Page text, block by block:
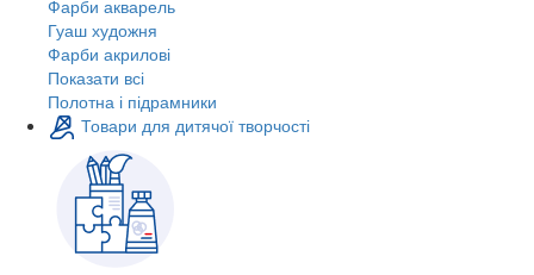
Фарби акварель
Гуаш художня
Фарби акрилові
Показати всі
Полотна і підрамники
Товари для дитячої творчості